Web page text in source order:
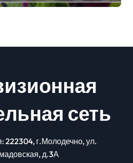
сеть
222304, г.Молодечно, ул.
д.3А